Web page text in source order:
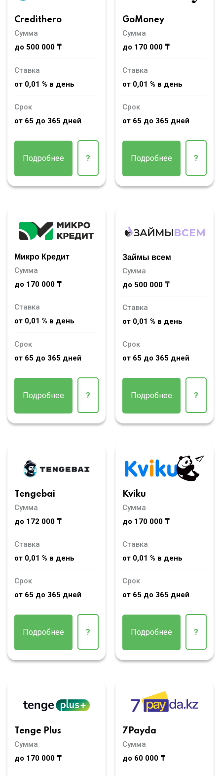
Credithero
Сумма
до 500 000 ₸
Ставка
от 0,01 % в день
Срок
от 65 до 365 дней
Подробнее ?
GoMoney
Сумма
до 170 000 ₸
Ставка
от 0,01 % в день
Срок
от 65 до 365 дней
Подробнее ?
Микро Кредит
Сумма
до 170 000 ₸
Ставка
от 0,01 % в день
Срок
от 65 до 365 дней
Подробнее ?
Займы всем
Сумма
до 500 000 ₸
Ставка
от 0,01 % в день
Срок
от 65 до 365 дней
Подробнее ?
Tengebai
Сумма
до 172 000 ₸
Ставка
от 0,01 % в день
Срок
от 65 до 365 дней
Подробнее ?
Kviku
Сумма
до 170 000 ₸
Ставка
от 0,01 % в день
Срок
от 65 до 365 дней
Подробнее ?
Tenge Plus
Сумма
до 170 000 ₸
7Payda
Сумма
до 60 000 ₸